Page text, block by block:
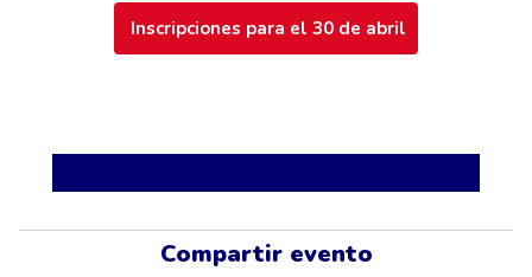
Compartir evento
Inscripciones para el 30 de abril